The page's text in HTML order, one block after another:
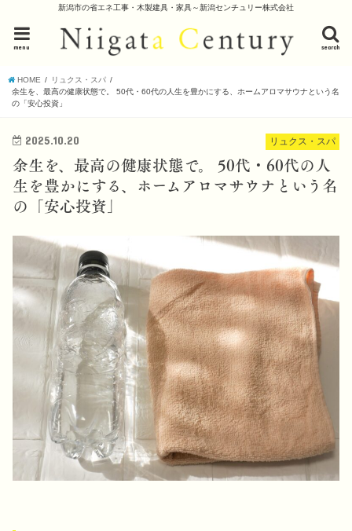
新潟市の省エネ工事・木製建具・家具～新潟センチュリー株式会社
search
menu
HOME
リュクス・スパ
余生を、最高の健康状態で。 50代・60代の人生を豊かにする、ホームアロマサウナという名
の「安心投資」
リュクス・スパ
2025.10.20
余生を、最高の健康状態で。 50代・60代の人
生を豊かにする、ホームアロマサウナという名
の「安心投資」